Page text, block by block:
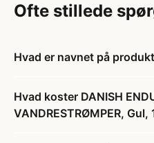
Ofte stillede
Hvad er navnet på
Hvad koster DANISH
VANDRESTRØMPER, Gul,